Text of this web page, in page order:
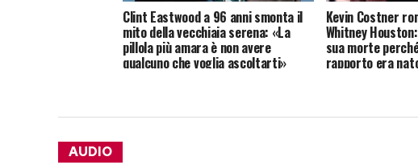
Clint Eastwood a 96 anni smonta il
mito della vecchiaia serena: «La
pillola più amara è non avere
qualcuno che voglia ascoltarti»
Kevin Costner
Whitney
sua morte
rapporto era
AUDIO